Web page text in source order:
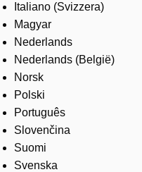
Italiano (Svizzera)
Magyar
Nederlands
Nederlands (België)
Norsk
Polski
Português
Slovenčina
Suomi
Svenska